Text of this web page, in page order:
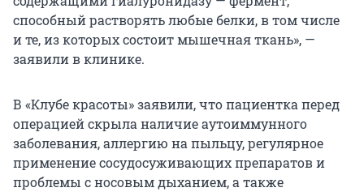
способный растворять любые белки, в том числе
и те, из которых состоит мышечная ткань», —
заявили в клинике.
В «Клубе красоты» заявили, что пациентка перед
операцией скрыла наличие аутоиммунного
заболевания, аллергию на пыльцу, регулярное
применение сосудосуживающих препаратов и
проблемы с носовым дыханием, а также